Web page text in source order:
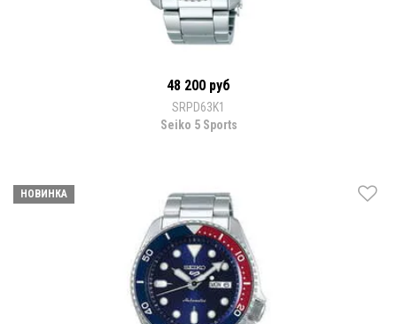
48 200 руб
SRPD63K1
Seiko 5 Sports
НОВИНКА